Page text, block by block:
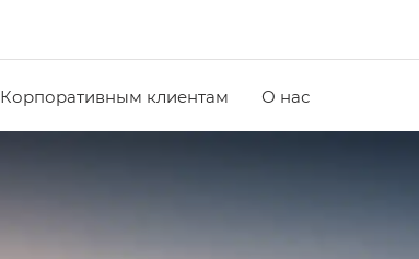
Корпоративным клиентам О нас